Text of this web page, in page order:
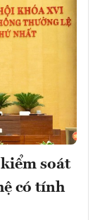
soát
có tính